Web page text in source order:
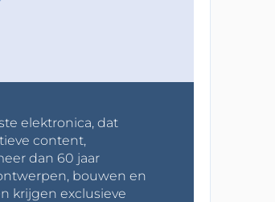
elektronica, dat
content,
dan 60 jaar
bouwen en
krijgen exclusieve